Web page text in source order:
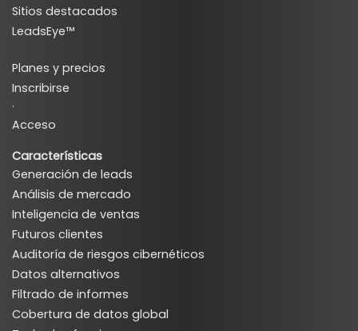
Sitios destacados
LeadsEye™
Planes y precios
Inscribirse
·
Acceso
Características
Generación de leads
Análisis de mercado
Inteligencia de ventas
Futuros clientes
Auditoría de riesgos cibernéticos
Datos alternativos
Filtrado de informes
Cobertura de datos global